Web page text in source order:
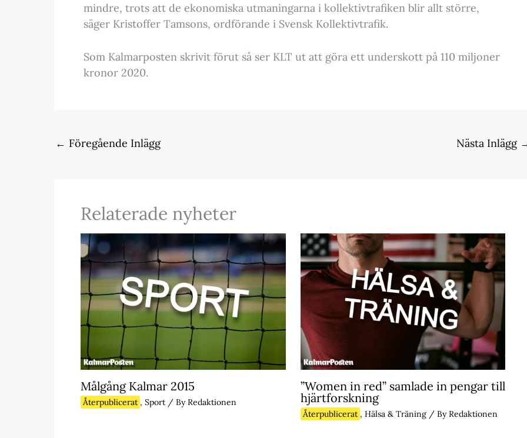
mindre, trots att de ekonomiska utmaningarna i kollektivtrafiken blir allt större,
säger Kristoffer Tamsons, ordförande i Svensk Kollektivtrafik.
Som Kalmarposten skrivit förut så ser KLT ut att göra ett underskott på 110 miljoner
kronor 2020.
← Föregående Inlägg Nästa Inlägg
Relaterade nyheter
Målgång Kalmar 2015
Återpublicerat , Sport / ByRedaktionen
”Women in red” samlade in pengar till
hjärtforskning
Återpublicerat , Hälsa & Träning/ ByRedaktionen